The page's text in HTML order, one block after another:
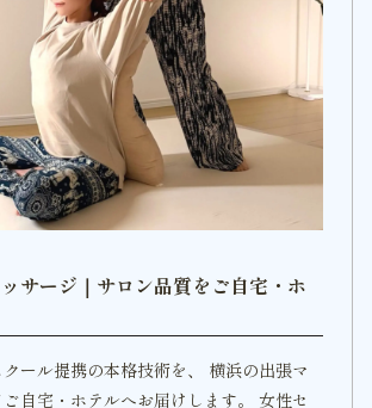
サージ｜サロン品質をご自宅・ホ
ール提携の本格技術を、 横浜の出張マ
自宅・ホテルへお届けします。 女性セ